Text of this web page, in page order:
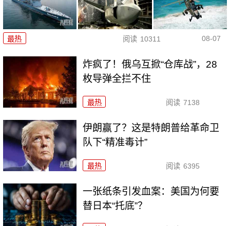
最热 阅读 10311 08-07
炸疯了！俄乌互掀“仓库战”，28
枚导弹全拦不住
最热 阅读 7138
伊朗赢了？这是特朗普给革命卫
队下“精准毒计”
最热 阅读 6395
一张纸条引发血案：美国为何要
替日本“托底”？